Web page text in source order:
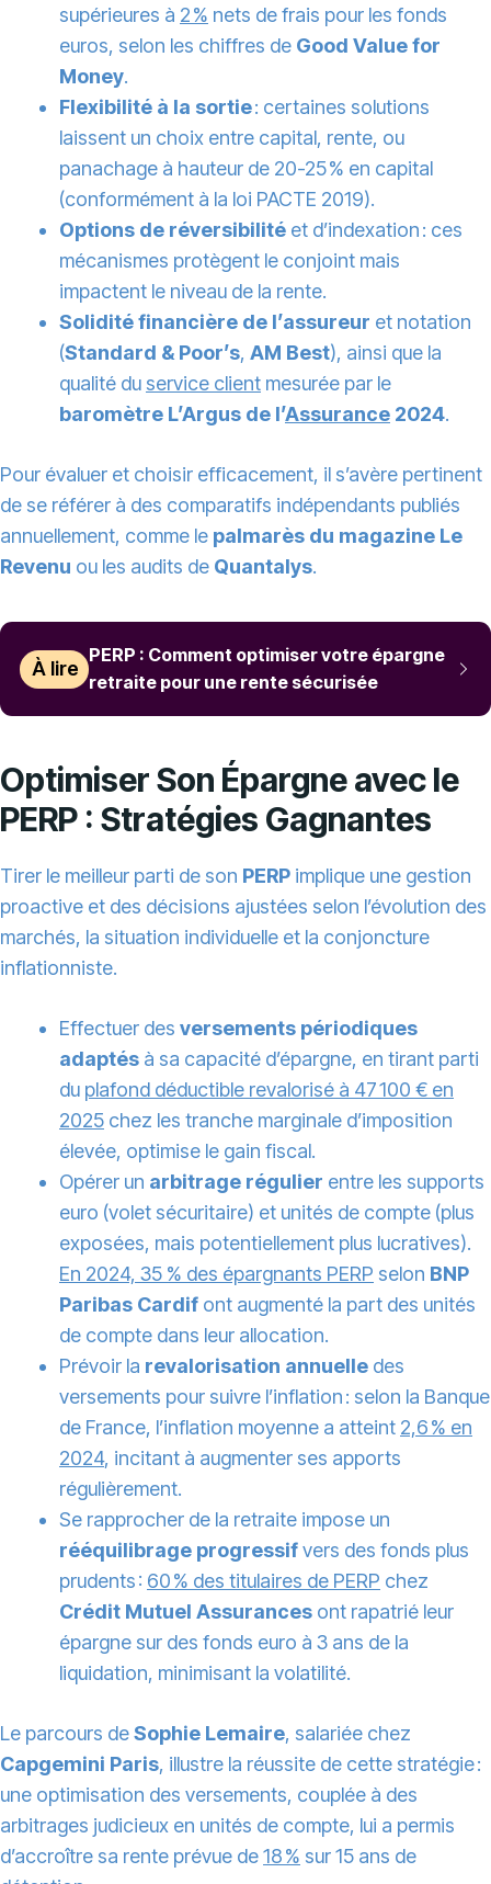
supérieures à 2 % nets de frais pour les fonds
euros, selon les chiffres de Good Value for
Money.
Flexibilité à la sortie: certaines solutions
laissent un choix entre capital, rente, ou
panachage à hauteur de 20-25 % en capital
(conformément à la loi PACTE 2019).
Options de réversibilité et d’indexation : ces
mécanismes protègent le conjoint mais
impactent le niveau de la rente.
Solidité financière de l’assureur et notation
(Standard & Poor’s, AM Best), ainsi que la
qualité du service client mesurée par le
baromètre L’Argus de l’Assurance 2024.
Pour évaluer et choisir efficacement, il s’avère pertinent
de se référer à des comparatifs indépendants publiés
annuellement, comme le palmarès du magazine Le
Revenu ou les audits de Quantalys.
À lire
PERP : Comment optimiser votre épargne
retraite pour une rente sécurisée
Optimiser Son Épargne avec le
PERP : Stratégies Gagnantes
Tirer le meilleur parti de son PERP implique une gestion
proactive et des décisions ajustées selon l’évolution des
marchés, la situation individuelle et la conjoncture
inflationniste.
Effectuer des versements périodiques
adaptés à sa capacité d’épargne, en tirant parti
du plafond déductible revalorisé à 47 100 € en
2025 chez les tranche marginale d’imposition
élevée, optimise le gain fiscal.
Opérer un arbitrage régulier entre les supports
euro (volet sécuritaire) et unités de compte (plus
exposées, mais potentiellement plus lucratives).
En 2024, 35 % des épargnants PERP selon BNP
Paribas Cardif ont augmenté la part des unités
de compte dans leur allocation.
Prévoir la revalorisation annuelle des
versements pour suivre l’inflation : selon la Banque
de France, l’inflation moyenne a atteint 2,6 % en
2024, incitant à augmenter ses apports
régulièrement.
Se rapprocher de la retraite impose un
rééquilibrage progressifvers des fonds plus
prudents : 60 % des titulaires de PERP chez
Crédit Mutuel Assurances ont rapatrié leur
épargne sur des fonds euro à 3 ans de la
liquidation, minimisant la volatilité.
Le parcours deSophie Lemaire, salariée chez
Capgemini Paris, illustre la réussite de cette stratégie :
une optimisation des versements, couplée à des
arbitrages judicieux en unités de compte, lui a permis
d’accroître sa rente prévue de18 % sur 15 ans de